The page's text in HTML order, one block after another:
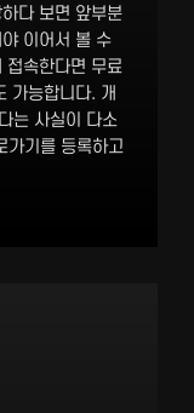
다 보면 앞부분
이어서 볼 수
접속한다면 무료
가능합니다. 개
는 사실이 다소
가기를 등록하고